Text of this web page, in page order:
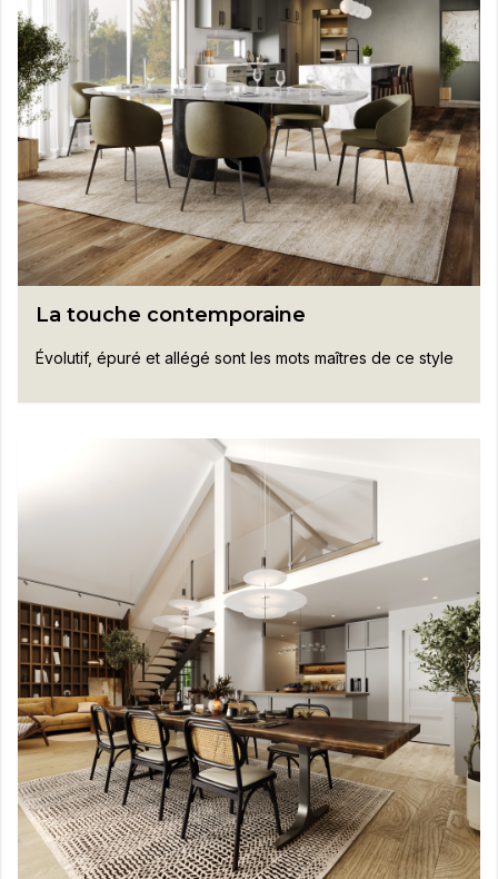
La touche contemporaine
Évolutif, épuré et allégé sont les mots maîtres de ce style